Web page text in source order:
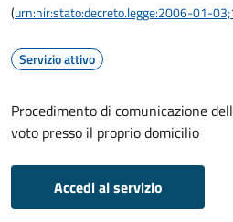
(urn:nir:stato:decreto.legge:2006-01-
Servizio attivo
Procedimento di comunicazione
voto presso il proprio domicilio
Accedi al servizio